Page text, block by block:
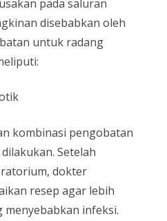
pada saluran
disebabkan oleh
untuk radang
kombinasi pengobatan
Setelah
dokter
resep agar lebih
menyebabkan infeksi.